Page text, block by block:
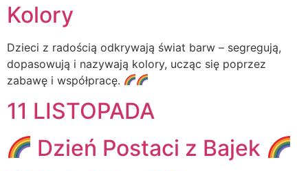
Kolory
Dzieci z radością odkrywają świat barw – segregują,
dopasowują i nazywają kolory, ucząc się poprzez
zabawę i współpracę.
11 LISTOPADA
Dzień Postaci z Bajek